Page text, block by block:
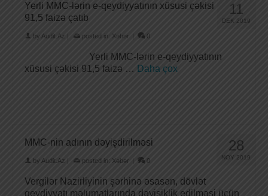
11
DEK 2019
Yerli MMC-lərin e-qeydiyyatının xüsusi çəkisi
91,5 faizə çatıb
by Audit.Az | posted in: Xəbər | 0
Yerli MMC-lərin e-qeydiyyatının
xüsusi çəkisi 91,5 faizə … Daha çox
28
NOY 2019
MMC-nin adının dəyişdirilməsi
by Audit.Az | posted in: Xəbər | 0
Vergilər Nazirliyinin şərhinə əsasən, dövlət
qeydiyyatı məlumatlarında dəyişiklik edilməsi üçün